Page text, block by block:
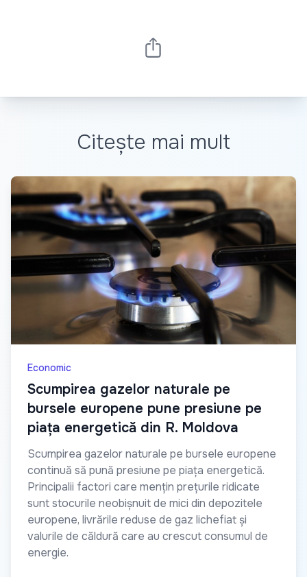
Citește mai mult
Economic
Scumpirea gazelor naturale pe
bursele europene pune presiune pe
piața energetică din R. Moldova
Scumpirea gazelor naturale pe bursele europene
continuă să pună presiune pe piața energetică.
Principalii factori care mențin prețurile ridicate
sunt stocurile neobișnuit de mici din depozitele
europene, livrările reduse de gaz lichefiat și
valurile de căldură care au crescut consumul de
energie.